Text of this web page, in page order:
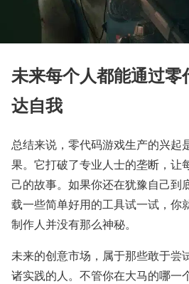
未来每个人都能通过
达自我
总结来说，零代码游戏生产的兴起
果。它打破了专业人士的垄断，让
己的故事。如果你还在犹豫自己到
载一些简单好用的工具试一试，你
制作人并没有那么神秘。
未来的创意市场，属于那些敢于尝
诸实践的人。不管你在大马的哪一